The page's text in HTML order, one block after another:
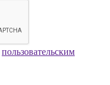
пользовательским